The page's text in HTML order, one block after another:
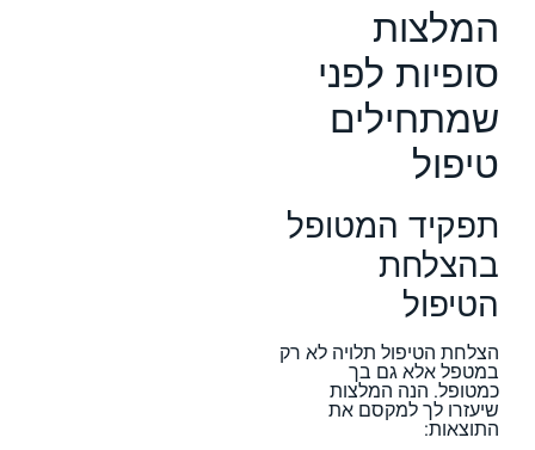
המלצות
סופיות לפני
שמתחילים
טיפול
תפקיד המטופל
בהצלחת
הטיפול
הצלחת הטיפול תלויה לא רק
במטפל אלא גם בך
כמטופל. הנה המלצות
שיעזרו לך למקסם את
התוצאות: